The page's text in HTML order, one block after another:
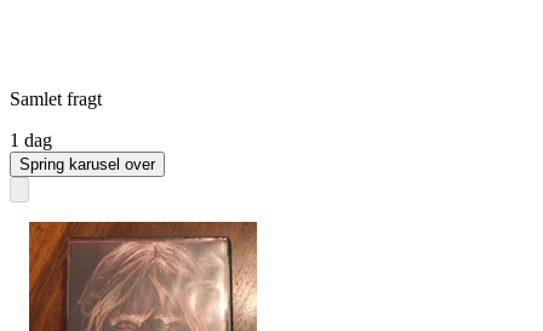
Samlet fragt
1 dag
Spring karusel over